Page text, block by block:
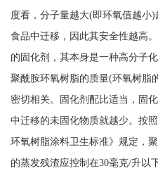
度看，分子量越大(即环氧值越小)
食品中迁移，因此其安全性越高
的固化剂，其本身是一种高分子
聚酰胺环氧树脂的质量(环氧树脂
密切相关。固化剂配比适当，固
中迁移的未固化物质就越少。按照
环氧树脂涂料卫生标准》规定，
的蒸发残渣应控制在30毫克/升以